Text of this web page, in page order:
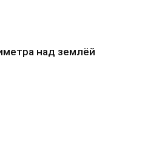
над землёй